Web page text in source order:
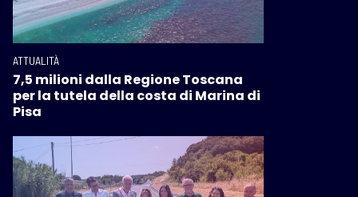
ATTUALITÀ
7,5 milioni dalla Regione Toscana
per la tutela della costa di Marina di
Pisa